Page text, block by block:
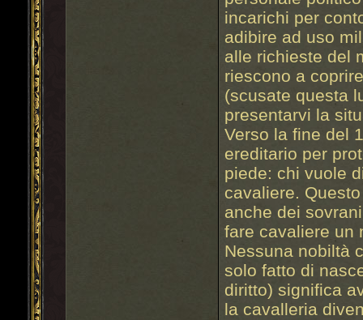
incarichi per
adibire ad uso
alle richieste del
riescono a
(scusate questa
presentarvi la
Verso la fine del
ereditario per
piede: chi vuole
cavaliere.
anche dei
fare cavaliere un
Nessuna nobiltà
solo fatto di
diritto) significa
la cavalleria